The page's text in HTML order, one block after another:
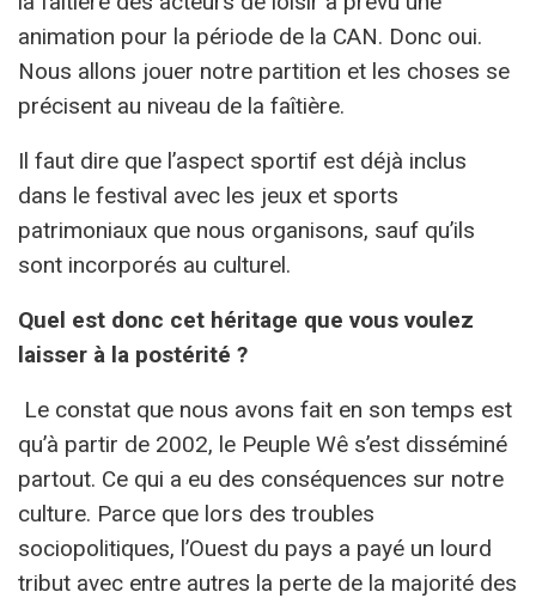
animation pour la période de la CAN. Donc oui.
Nous allons jouer notre partition et les choses se
précisent au niveau de la faîtière.
Il faut dire que l’aspect sportif est déjà inclus
dans le festival avec les jeux et sports
patrimoniaux que nous organisons, sauf qu’ils
sont incorporés au culturel.
Quel est donc cet héritage que vous voulez
laisser à la postérité ?
Le constat que nous avons fait en son temps est
qu’à partir de 2002, le Peuple Wê s’est disséminé
partout. Ce qui a eu des conséquences sur notre
culture. Parce que lors des troubles
sociopolitiques, l’Ouest du pays a payé un lourd
tribut avec entre autres la perte de la majorité des